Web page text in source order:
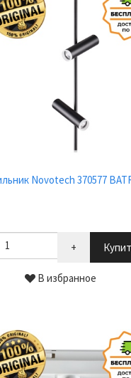
Novotech 370577
+
В избранное